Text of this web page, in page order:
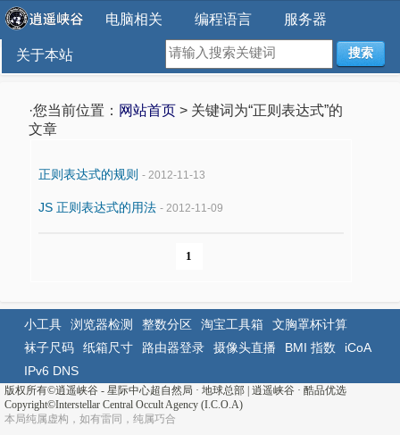
电脑相关 编程语言 服务器
关于本站 搜索
·您当前位置： 网站首页 > 关键词为“正则表达式”的
文章
正则表达式的规则 - 2012-11-13
JS 正则表达式的用法 - 2012-11-09
1
小工具 浏览器检测 整数分区 淘宝工具箱
文胸罩杯计算
袜子尺码
纸箱尺寸 路由器登录 摄像头直播 BMI 指数
iCoA
IPv6 DNS
版权所有©逍遥峡谷 - 星际中心超自然局 · 地球总部 逍遥峡谷 · 酷品优选
Copyright©Interstellar Central Occult Agency (I.C.O.A)
本局纯属虚构，如有雷同，纯属巧合